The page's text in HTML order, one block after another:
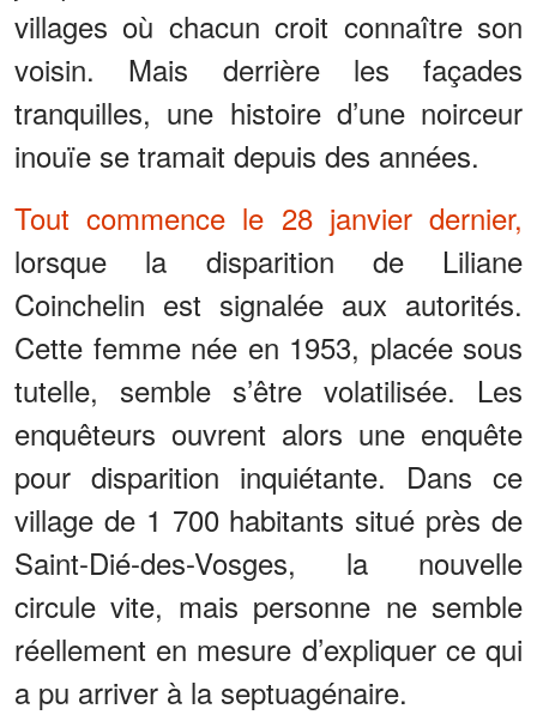
villages où chacun croit connaître son
voisin. Mais derrière les façades
tranquilles, une histoire d’une noirceur
inouïe se tramait depuis des années.
Tout commence le 28 janvier dernier,
lorsque la disparition de Liliane
Coinchelin est signalée aux autorités.
Cette femme née en 1953, placée sous
tutelle, semble s’être volatilisée. Les
enquêteurs ouvrent alors une enquête
pour disparition inquiétante. Dans ce
village de 1 700 habitants situé près de
Saint-Dié-des-Vosges, la nouvelle
circule vite, mais personne ne semble
réellement en mesure d’expliquer ce qui
a pu arriver à la septuagénaire.